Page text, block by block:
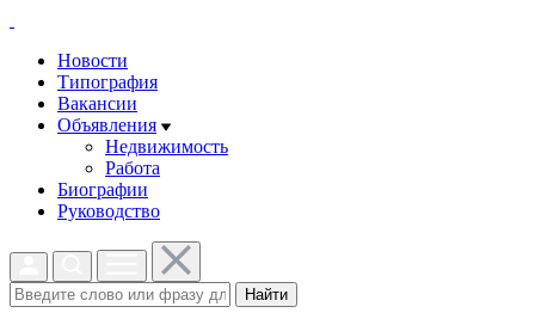
Новости
Типография
Вакансии
Объявления
Недвижимость
Работа
Биографии
Руководство
Найти